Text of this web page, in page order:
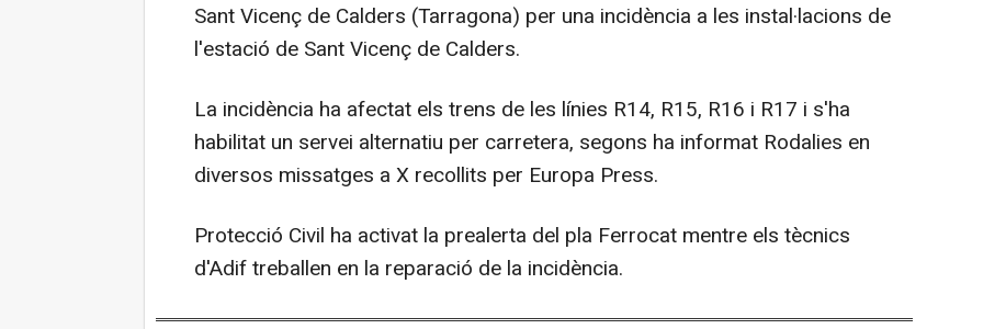
Sant Vicenç de Calders (Tarragona) per una incidència a les instal·lacions de
l'estació de Sant Vicenç de Calders.
La incidència ha afectat els trens de les línies R14, R15, R16 i R17 i s'ha
habilitat un servei alternatiu per carretera, segons ha informat Rodalies en
diversos missatges a X recollits per Europa Press.
Protecció Civil ha activat la prealerta del pla Ferrocat mentre els tècnics
d'Adif treballen en la reparació de la incidència.